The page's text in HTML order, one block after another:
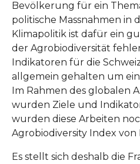
Bevölkerung für ein
politische Massnahmen in
Klimapolitik ist dafür ein
der Agrobiodiversität
Indikatoren für die
allgemein gehalten um
Im Rahmen des globalen
wurden Ziele und
wurden diese Arbeiten
Agrobiodiversity Index von
Es stellt sich deshalb die